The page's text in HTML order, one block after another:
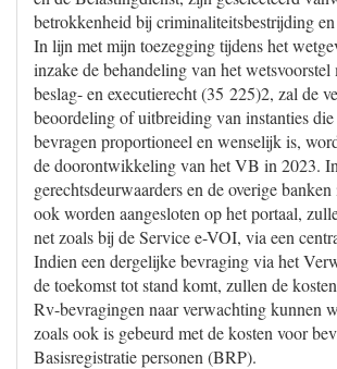
betrokkenheid bij criminaliteitsbestrijding
In lijn met mijn toezegging tijdens het
inzake de behandeling van het
beslag- en executierecht (35 225)2, zal de
beoordeling of uitbreiding van instanties
bevragen proportioneel en wenselijk is,
de doorontwikkeling van het VB in 2023.
gerechtsdeurwaarders en de overige
ook worden aangesloten op het portaal,
net zoals bij de Service e-VOI, via een
Indien een dergelijke bevraging via het
de toekomst tot stand komt, zullen de
Rv-bevragingen naar verwachting kunnen
zoals ook is gebeurd met de kosten voor
Basisregistratie personen (BRP).